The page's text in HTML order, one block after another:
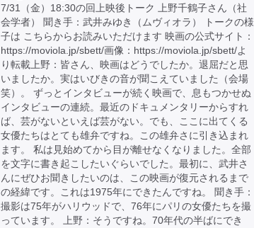
7/31（金）18:30の回上映後トーク 上野千鶴子さん（社
会学者） 聞き手：武井みゆき（ムヴィオラ） トークの様
子は こちらからお読みいただけます 映画の公式サイト：
https://moviola.jp/sbett/画像：https://moviola.jp/sbett/よ
り転載上野：皆さん、映画はどうでしたか。退屈だと思
いましたか。実はいびきの音が聞こえていました（会場
笑）。 ずっとインタビューが続く映画で、息もつかせぬ
インタビューの連続。最近のドキュメンタリーからすれ
ば、芸がないといえば芸がない。でも、ここに出てくる
女優たちはとても雄弁ですね。この雄弁さに引き込まれ
ます。 私は見始めてから目が離せなくなりました。全部
を文字に書き起こしたいぐらいでした。最初に、武井さ
んにぜひお聞きしたいのは、この映画が復元されるまで
の経緯です。これは1975年にできたんですね。 聞き手：
撮影は75年がハリウッドで、76年にパリの女優たちを撮
っています。 上野：そうですね。70年代の半ばにでき